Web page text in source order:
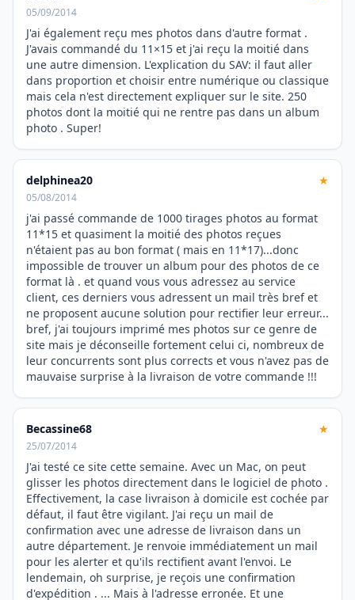
05/09/2014
J'ai également reçu mes photos dans d'autre format .
J'avais commandé du 11×15 et j'ai reçu la moitié dans
une autre dimension. L'explication du SAV: il faut aller
dans proportion et choisir entre numérique ou classique
mais cela n'est directement expliquer sur le site. 250
photos dont la moitié qui ne rentre pas dans un album
photo . Super!
delphinea20 ★
05/08/2014
j'ai passé commande de 1000 tirages photos au format
11*15 et quasiment la moitié des photos reçues
n'étaient pas au bon format ( mais en 11*17)...donc
impossible de trouver un album pour des photos de ce
format là . et quand vous vous adressez au service
client, ces derniers vous adressent un mail très bref et
ne proposent aucune solution pour rectifier leur erreur...
bref, j'ai toujours imprimé mes photos sur ce genre de
site mais je déconseille fortement celui ci, nombreux de
leur concurrents sont plus corrects et vous n'avez pas de
mauvaise surprise à la livraison de votre commande !!!
Becassine68 ★
25/07/2014
J'ai testé ce site cette semaine. Avec un Mac, on peut
glisser les photos directement dans le logiciel de photo .
Effectivement, la case livraison à domicile est cochée par
défaut, il faut être vigilant. J'ai reçu un mail de
confirmation avec une adresse de livraison dans un
autre département. Je renvoie immédiatement un mail
pour les alerter et qu'ils rectifient avant l'envoi. Le
lendemain, oh surprise, je reçois une confirmation
d'expédition . ... Mais à l'adresse erronée. Et une